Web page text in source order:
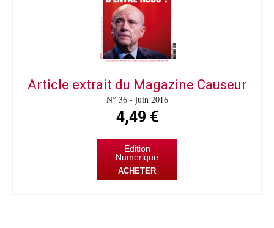
Article extrait du Magazine Causeur
N° 36 - juin 2016
4,49 €
Édition
Numerique
ACHETER